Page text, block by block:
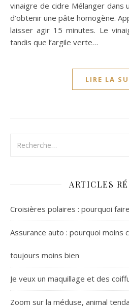
vinaigre de cidre Mélanger dans
d’obtenir une pâte homogène.
laisser agir 15 minutes. Le
tandis que l’argile verte…
LIRE LA
ARTICLES
Croisières polaires : pourquoi
Assurance auto : pourquoi moins
toujours moins bien
Je veux un maquillage et des
Zoom sur la méduse, animal